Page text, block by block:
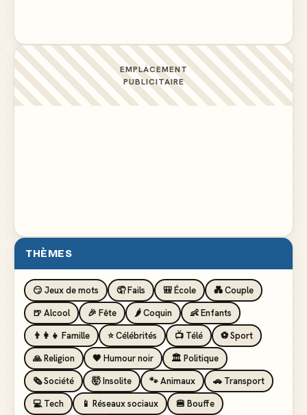
EMPLACEMENT
PUBLICITAIRE
THÈMES
😏 Jeux de mots 🤦 Fails 🎒 École
💑 Couple
🍺 Alcool
🎉 Fête 🌶️ Coquin
👶 Enfants
👨‍👩‍👧 Famille
⭐ Célébrités 📺 Télé
⚽ Sport
🙏 Religion
🖤 Humour noir
🏛️ Politique
🗞️ Société
🤯 Insolite 🐾 Animaux
🚗 Transport
💻 Tech
📱 Réseaux sociaux
🍔 Bouffe